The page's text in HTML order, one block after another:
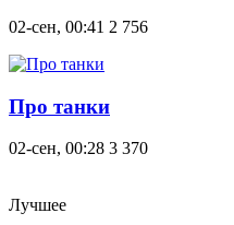
02-сен, 00:41 2 756
Про танки
02-сен, 00:28 3 370
Лучшее